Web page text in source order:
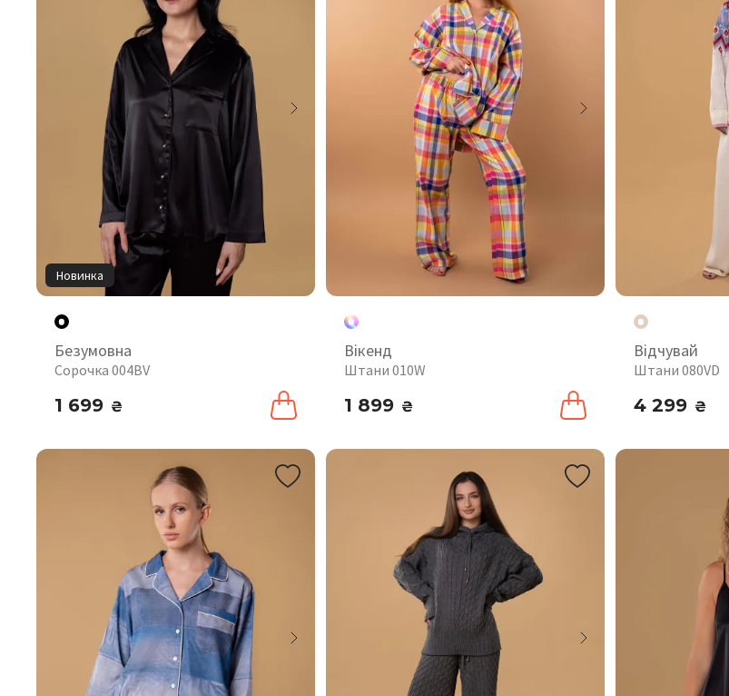
Новинка
Безумовна
Сорочка 004BV
1 699 ₴
Вікенд
Штани 010W
1 899 ₴
Відчувай
Штани 080VD
4 299 ₴